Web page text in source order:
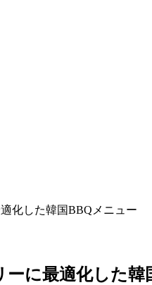
化した韓国BBQメニュー
に最適化した韓